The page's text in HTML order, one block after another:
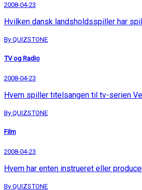
2008-04-23
Hvilken dansk landsholdsspiller har
By QUIZSTONE
TV og Radio
2008-04-23
Hvem spiller titelsangen til tv-serien
By QUIZSTONE
Film
2008-04-23
Hvem har enten instrueret eller
By QUIZSTONE